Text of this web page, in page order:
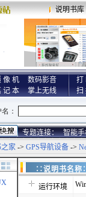
说明书库
像 机
数码影音
记 本 掌上无线
打
扫
专题连接： 智能
家 -> GPS导航设备 ->
∷说明
运行环境